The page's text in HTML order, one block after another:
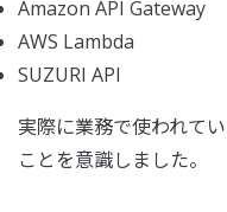
Amazon API Gateway
AWS Lambda
SUZURI API
実際に業務で使われて
ことを意識しました。